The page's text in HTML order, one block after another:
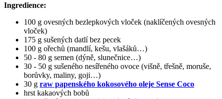
Ingredience:
100 g ovesných bezlepkových vloček (naklíčených ovesných
vloček)
175 g sušených datlí bez pecek
100 g ořechů (mandlí, kešu, vlašáků…)
50 - 80 g semen (dýně, slunečnice…)
30 - 50 g sušeného nesířeného ovoce (višně, třešně, moruše,
borůvky, maliny, goji…)
30 g raw papenského kokosového oleje Sense Coco
hrst kakaových bobů